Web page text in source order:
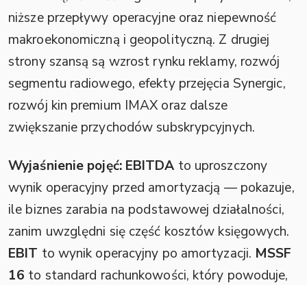
niższe przepływy operacyjne oraz niepewność
makroekonomiczną i geopolityczną. Z drugiej
strony szansą są wzrost rynku reklamy, rozwój
segmentu radiowego, efekty przejęcia Synergic,
rozwój kin premium IMAX oraz dalsze
zwiększanie przychodów subskrypcyjnych.
Wyjaśnienie pojęć: EBITDA to uproszczony
wynik operacyjny przed amortyzacją — pokazuje,
ile biznes zarabia na podstawowej działalności,
zanim uwzględni się część kosztów księgowych.
EBIT to wynik operacyjny po amortyzacji. MSSF
16 to standard rachunkowości, który powoduje,